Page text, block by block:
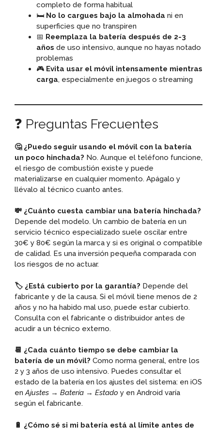
completo de forma habitual
🛏️ No lo cargues bajo la almohada ni en
superficies que no transpiren
📅 Reemplaza la batería después de 2-3
años de uso intensivo, aunque no hayas notado
problemas
🎮 Evita usar el móvil intensamente mientras
carga, especialmente en juegos o streaming
❓ Preguntas Frecuentes
🤔 ¿Puedo seguir usando el móvil con la batería
un poco hinchada? No. Aunque el teléfono funcione,
el riesgo de combustión existe y puede
materializarse en cualquier momento. Apágalo y
llévalo al técnico cuanto antes.
💸 ¿Cuánto cuesta cambiar una batería hinchada?
Depende del modelo. Un cambio de batería en un
servicio técnico especializado suele oscilar entre
30€ y 80€ según la marca y si es original o compatible
de calidad. Es una inversión pequeña comparada con
los riesgos de no actuar.
🏷️ ¿Está cubierto por la garantía? Depende del
fabricante y de la causa. Si el móvil tiene menos de 2
años y no ha habido mal uso, puede estar cubierto.
Consulta con el fabricante o distribuidor antes de
acudir a un técnico externo.
📆 ¿Cada cuánto tiempo se debe cambiar la
batería de un móvil? Como norma general, entre los
2 y 3 años de uso intensivo. Puedes consultar el
estado de la batería en los ajustes del sistema: en iOS
enAjustes → Batería → Estado y en Android varía
según el fabricante.
🔋 ¿Cómo sé si mi batería está al límite antes de